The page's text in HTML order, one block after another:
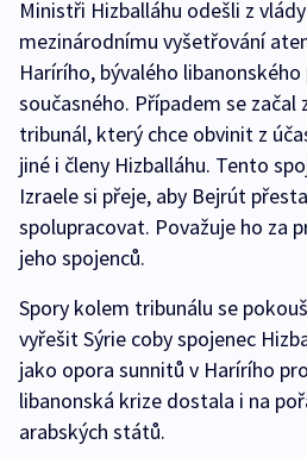
Ministři Hizballáhu odešli z
mezinárodnímu vyšetřování
Harírího, bývalého
současného. Případem se
tribunál, který chce obvinit z
jiné i členy Hizballáhu. Tento
Izraele si přeje, aby Bejrút
spolupracovat. Považuje ho za
jeho spojenců.
Spory kolem tribunálu se
vyřešit Sýrie coby spojenec
jako opora sunnitů v Harírího
libanonská krize dostala i na
arabských států.